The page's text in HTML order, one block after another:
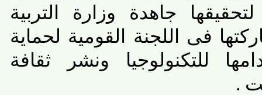
جاهدة وزارة التربية
فى اللجنة القومية لحماية
للتكنولوجيا ونشر ثقافة
.